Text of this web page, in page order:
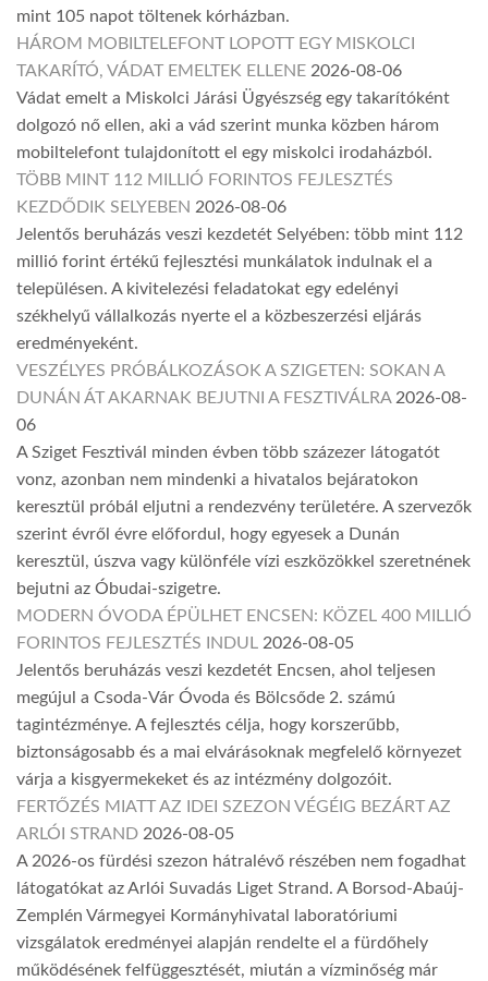
mint 105 napot töltenek kórházban.
HÁROM MOBILTELEFONT LOPOTT EGY MISKOLCI
TAKARÍTÓ, VÁDAT EMELTEK ELLENE 2026-08-06
Vádat emelt a Miskolci Járási Ügyészség egy takarítóként
dolgozó nő ellen, aki a vád szerint munka közben három
mobiltelefont tulajdonított el egy miskolci irodaházból.
TÖBB MINT 112 MILLIÓ FORINTOS FEJLESZTÉS
KEZDŐDIK SELYEBEN 2026-08-06
Jelentős beruházás veszi kezdetét Selyében: több mint 112
millió forint értékű fejlesztési munkálatok indulnak el a
településen. A kivitelezési feladatokat egy edelényi
székhelyű vállalkozás nyerte el a közbeszerzési eljárás
eredményeként.
VESZÉLYES PRÓBÁLKOZÁSOK A SZIGETEN: SOKAN A
DUNÁN ÁT AKARNAK BEJUTNI A FESZTIVÁLRA 2026-08-
06
A Sziget Fesztivál minden évben több százezer látogatót
vonz, azonban nem mindenki a hivatalos bejáratokon
keresztül próbál eljutni a rendezvény területére. A szervezők
szerint évről évre előfordul, hogy egyesek a Dunán
keresztül, úszva vagy különféle vízi eszközökkel szeretnének
bejutni az Óbudai-szigetre.
MODERN ÓVODA ÉPÜLHET ENCSEN: KÖZEL 400 MILLIÓ
FORINTOS FEJLESZTÉS INDUL 2026-08-05
Jelentős beruházás veszi kezdetét Encsen, ahol teljesen
megújul a Csoda-Vár Óvoda és Bölcsőde 2. számú
tagintézménye. A fejlesztés célja, hogy korszerűbb,
biztonságosabb és a mai elvárásoknak megfelelő környezet
várja a kisgyermekeket és az intézmény dolgozóit.
FERTŐZÉS MIATT AZ IDEI SZEZON VÉGÉIG BEZÁRT AZ
ARLÓI STRAND 2026-08-05
A 2026-os fürdési szezon hátralévő részében nem fogadhat
látogatókat az Arlói Suvadás Liget Strand. A Borsod-Abaúj-
Zemplén Vármegyei Kormányhivatal laboratóriumi
vizsgálatok eredményei alapján rendelte el a fürdőhely
működésének felfüggesztését, miután a vízminőség már